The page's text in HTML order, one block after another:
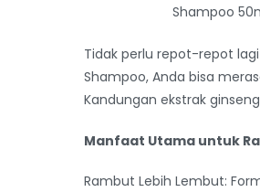
Shampoo
Tidak perlu repot-repot
Shampoo, Anda bisa
Kandungan ekstrak
Manfaat Utama untuk
Rambut Lebih Lembut: